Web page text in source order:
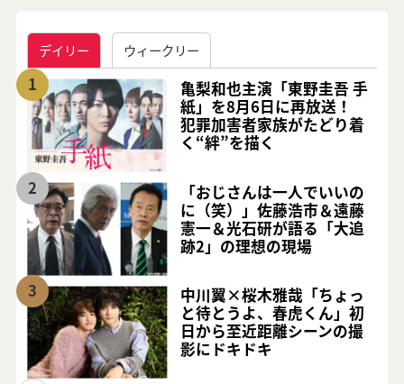
デイリー ウィークリー
1
亀梨和也主演「東野圭吾 手
紙」を8月6日に再放送！
犯罪加害者家族がたどり着
く“絆”を描く
2
「おじさんは一人でいいの
に（笑）」佐藤浩市＆遠藤
憲一＆光石研が語る「大追
跡2」の理想の現場
3
中川翼×桜木雅哉「ちょっ
と待とうよ、春虎くん」初
日から至近距離シーンの撮
影にドキドキ